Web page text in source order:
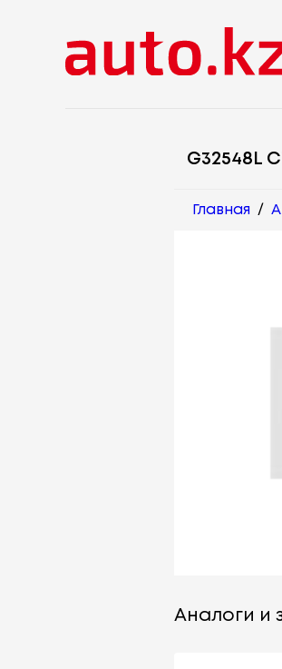
Главная /
Аналоги и